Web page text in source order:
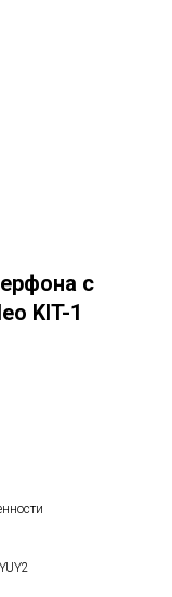
c
KIT-1